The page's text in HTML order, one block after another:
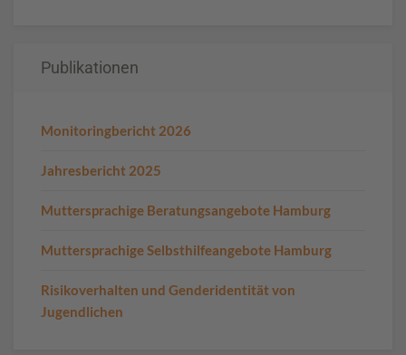
Publikationen
Monitoringbericht 2026
Jahresbericht 2025
Muttersprachige Beratungsangebote Hamburg
Muttersprachige Selbsthilfeangebote Hamburg
Risikoverhalten und Genderidentität von
Jugendlichen